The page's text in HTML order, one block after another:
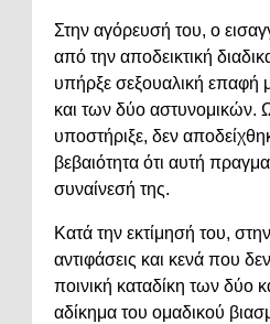
Στην αγόρευσή του, ο
από την αποδεικτική
υπήρξε σεξουαλική επαφή
και των δύο
υποστήριξε, δεν
βεβαιότητα ότι αυτή
συναίνεσή της.
Κατά την εκτίμησή του,
αντιφάσεις και κενά που
ποινική καταδίκη των δύο
αδίκημα του ομαδικού